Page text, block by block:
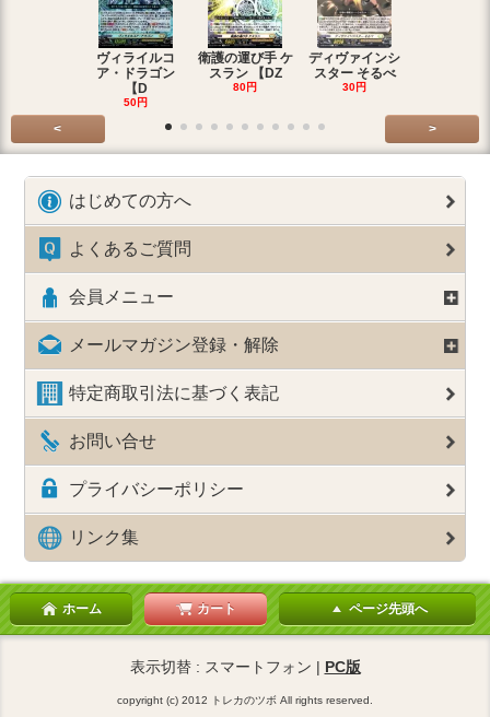
ヴィライルコ
ア・ドラゴン
【D
50円
衛護の運び手 ケ
スラン 【DZ
80円
ディヴァインシ
スター そるべ
30円
< >
はじめての方へ
よくあるご質問
会員メニュー
メールマガジン登録・解除
特定商取引法に基づく表記
お問い合せ
プライバシーポリシー
リンク集
ホーム カート ページ先頭へ
表示切替 : スマートフォン | PC版
copyright (c) 2012 トレカのツボ All rights reserved.